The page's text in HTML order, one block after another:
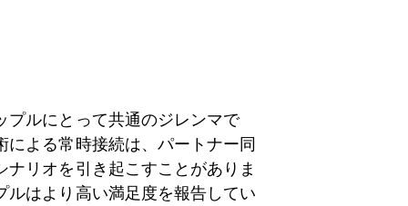
プルにとって共通のジレンマで
よる常時接続は、パートナー同
リオを引き起こすことがありま
はより高い満足度を報告してい